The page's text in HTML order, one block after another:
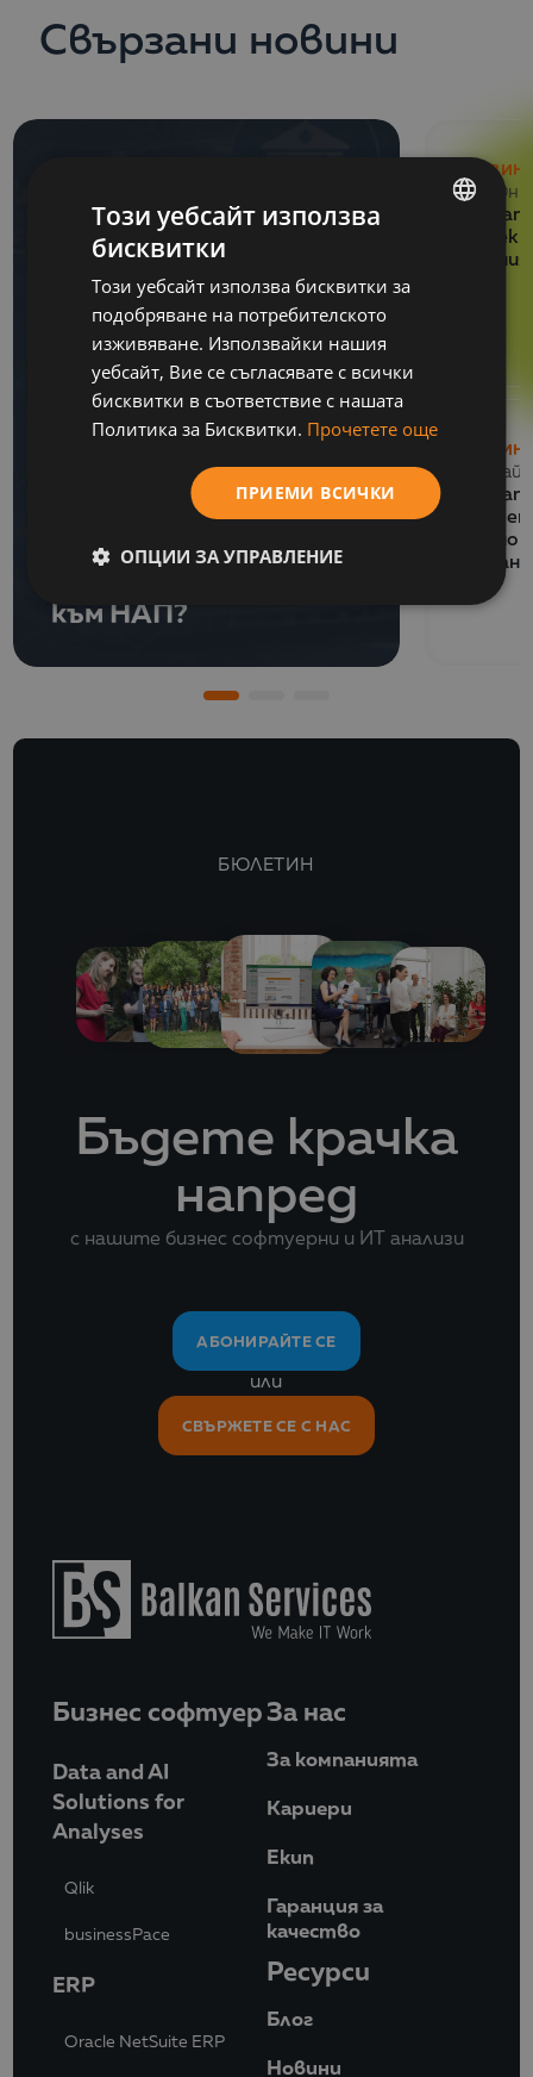
Свързани новини
Как се подготвя SAF-
T файл за подаване
към НАП?
29 Юни
13 Май
БЮЛЕТИН
Бъдете крачка
напред
с нашите бизнес софтуерни и ИТ анализи
АБОНИРАЙТЕ СЕ
или
СВЪРЖЕТЕ СЕ С НАС
Бизнес софтуер
Data and AI
Solutions for
Analyses
Qlik
businessPace
ERP
Oracle NetSuite ERP
За нас
За компанията
Кариери
Eкип
Гаранция за
качество
Ресурси
Блог
Новини
ENGLISH
Този уебсайт използва
бисквитки
Този уебсайт използва бисквитки за
подобряване на потребителското
изживяване. Използвайки нашия
уебсайт, Вие се съгласявате с всички
бисквитки в съответствие с нашата
Политика за Бисквитки. Прочетете още
ПРИЕМИ ВСИЧКИ
ОПЦИИ ЗА УПРАВЛЕНИЕ